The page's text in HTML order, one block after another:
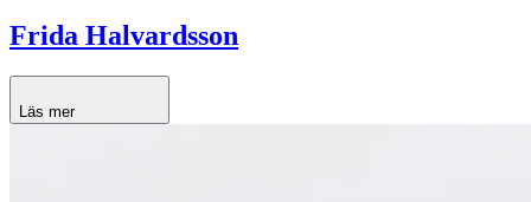
Frida Halvardsson
Läs mer